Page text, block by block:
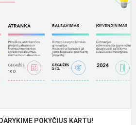
POKYČIUS KARTU!